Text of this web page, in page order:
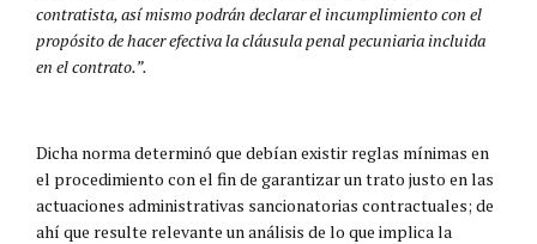
contratista, así mismo podrán declarar el incumplimiento con el
propósito de hacer efectiva la cláusula penal pecuniaria incluida
en el contrato.”.
Dicha norma determinó que debían existir reglas mínimas en
el procedimiento con el fin de garantizar un trato justo en las
actuaciones administrativas sancionatorias contractuales; de
ahí que resulte relevante un análisis de lo que implica la